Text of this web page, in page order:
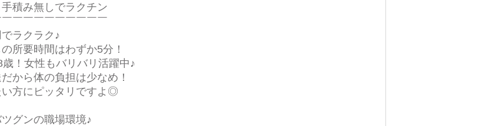
積み無しでラクチン
￣￣￣￣￣￣￣￣￣
ラクラク♪
所要時間はわずか5分！
！女性もバリバリ活躍中♪
から体の負担は少なめ！
方にピッタリですよ◎
グンの職場環境♪